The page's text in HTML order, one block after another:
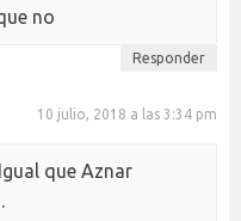
no
Responder
10 julio, 2018 a las 3:34 pm
que Aznar